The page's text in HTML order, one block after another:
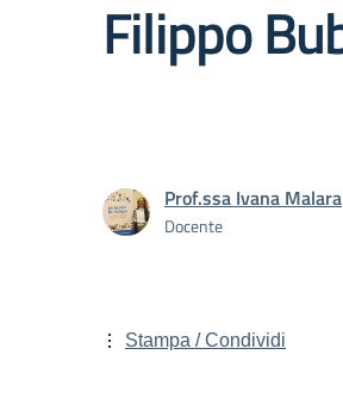
Filippo
Prof.ssa Ivana Malara
Docente
Stampa / Condividi